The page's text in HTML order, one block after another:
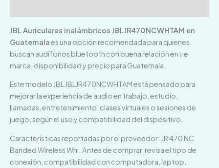
JBL Auriculares inalámbricos JBLJR470NCWHTAM en
Guatemalaes una opción recomendada para quienes
buscan audífonos bluetooth con buena relación entre
marca, disponibilidad y precio para Guatemala.
Este modelo JBL JBLJR470NCWHTAM está pensado para
mejorar la experiencia de audio en trabajo, estudio,
llamadas, entretenimiento, clases virtuales o sesiones de
juego, según el uso y compatibilidad del dispositivo.
Características reportadas por el proveedor: JR 470 NC
Banded Wireless Whi. Antes de comprar, revisa el tipo de
conexión, compatibilidad con computadora, laptop,